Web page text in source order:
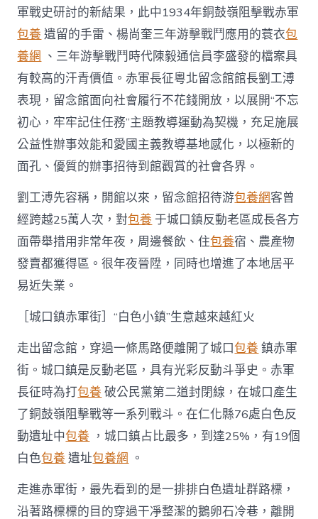
軍戰史研討的新結果，此中1934年銅鼓嶺阻擊戰赤軍
包養 遺留的手雷、楊尚奎三年游擊戰鬥應用的蓑衣包
養網 、三年游擊戰鬥時代陳毅通信員李盛發的檔案具
有較高的汗青價值。赤軍長征粵北留念館館長劉工溥
表現，留念館面向社會履行不花錢開放，以展開“不忘
初心，牢牢記住任務”主題教導運動為契機，充足施展
公益性辦事效能和愛國主義教導基地感化，以極新的
面孔、優質的辦事招待到館觀賞的社會各界。
劉工溥先容稱，開館以來，留念館招待游包養網客曾
經跨越25萬人次，對包養 于城口鎮反動老區成長各方
面帶舉措用非常年夜，周邊餐飲、住包養宿、農產物
發賣都獲得區。很年夜晉陞，同時也增進了本地居平
易近失業。
［城口鎮赤軍街］“白色小鎮”生意越來越紅火
走出留念館，穿過一條馬路便離開了城口包養 鎮赤軍
街。城口鎮是反動老區，具有光彩反動斗爭史。赤軍
長征時為打包養 破公民黨第二道封閉線，在城口產生
了銅鼓嶺阻擊戰等一系列戰斗。在仁化縣76處白色反
動遺址中包養 ，城口鎮占比最多，到達25%，有19個
白色包養 遺址包養網 。
走進赤軍街，最先看到的是一排排白色遺址群路標，
沿著路標標的目的穿過干凈整潔的鵝卵石冷巷，離開